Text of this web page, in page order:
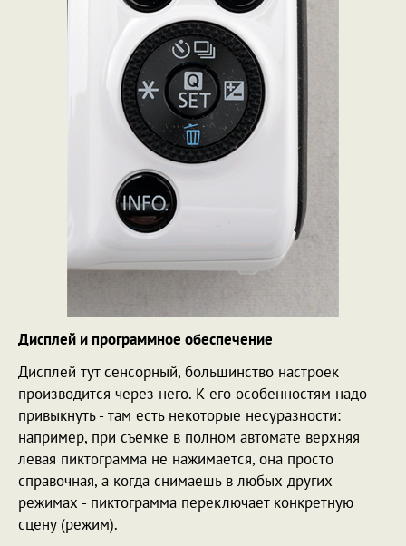
Дисплей и программное обеспечение
Дисплей тут сенсорный, большинство настроек
производится через него. К его особенностям надо
привыкнуть - там есть некоторые несуразности:
например, при съемке в полном автомате верхняя
левая пиктограмма не нажимается, она просто
справочная, а когда снимаешь в любых других
режимах - пиктограмма переключает конкретную
сцену (режим).